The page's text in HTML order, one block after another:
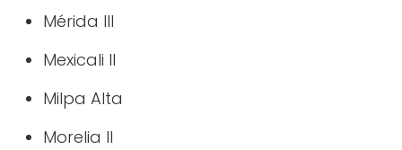
Mérida III
Mexicali II
Milpa Alta
Morelia II